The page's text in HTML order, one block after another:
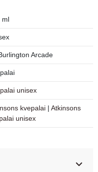
ml
Arcade
unisex
kvepalai | Atkinsons
unisex